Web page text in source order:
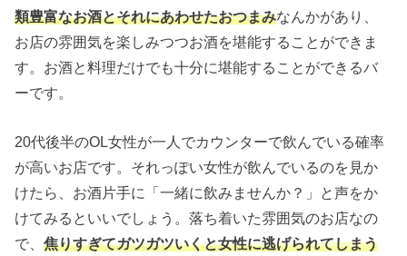
類豊富なお酒とそれにあわせたおつまみなんかがあり、
お店の雰囲気を楽しみつつお酒を堪能することができま
す。お酒と料理だけでも十分に堪能することができるバ
ーです。
20代後半のOL女性が一人でカウンターで飲んでいる確率
が高いお店です。それっぽい女性が飲んでいるのを見か
けたら、お酒片手に「一緒に飲みませんか？」と声をか
けてみるといいでしょう。落ち着いた雰囲気のお店なの
で、焦りすぎてガツガツいくと女性に逃げられてしまう